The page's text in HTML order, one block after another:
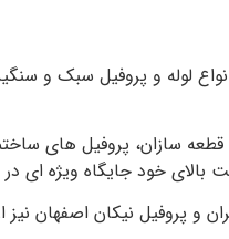
قطعه سازان، پروفیل های
و پروفیل نیکان اصفهان نیز